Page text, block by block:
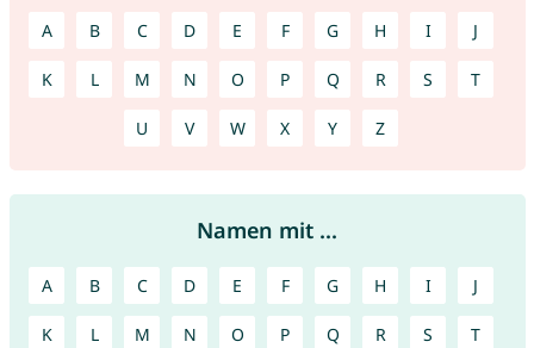
A B C D E F G H I J
K L M N O P Q R S T
U V W X Y Z
Namen mit ...
A B C D E F G H I J
K L M N O P Q R S T